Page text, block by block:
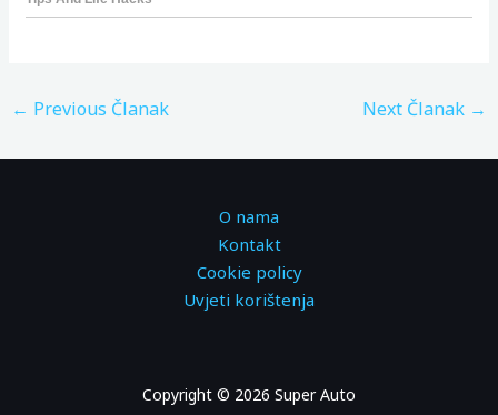
← Previous Članak Next Članak →
O nama
Kontakt
Cookie policy
Uvjeti korištenja
Copyright © 2026 Super Auto